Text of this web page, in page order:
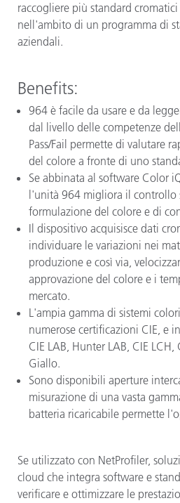
raccogliere più standard
nell'ambito di un programma di
aziendali.
Benefits:
964 è facile da usare e da
dal livello delle competenze
Pass/Fail permette di valutare
del colore a fronte di uno
Se abbinata al software Color
l'unità 964 migliora il controllo
formulazione del colore e di
Il dispositivo acquisisce dati
individuare le variazioni nei
produzione e così via,
approvazione del colore e i
mercato.
L'ampia gamma di sistemi
numerose certificazioni CIE, e
CIE LAB, Hunter LAB, CIE
Giallo.
Sono disponibili aperture
misurazione di una vasta
batteria ricaricabile permette
Se utilizzato con NetProfiler,
cloud che integra software e
verificare e ottimizzare le